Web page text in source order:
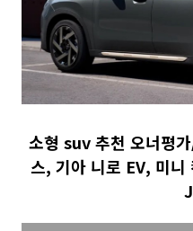
소형 suv 추천 오너평
스, 기아 니로 EV, 미니